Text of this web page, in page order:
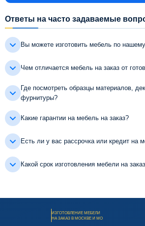
Ответы на часто задаваемые
Вы можете изготовить мебель по
Чем отличается мебель на заказ от
Где посмотреть образцы материалов,
фурнитуры?
Какие гарантии на мебель на заказ?
Есть ли у вас рассрочка или кредит на
Какой срок изготовления мебели на
ИЗГОТОВЛЕНИЕ МЕБЕЛИ
НА ЗАКАЗ В МОСКВЕ И МО